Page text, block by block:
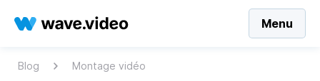
Menu
Blog Montage vidéo